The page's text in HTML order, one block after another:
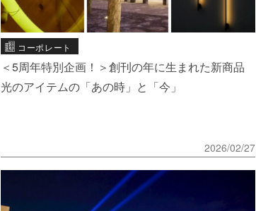
コーポレート
＜5周年特別企画！＞創刊の年に生まれた新商品
光のアイテムの「あの時」と「今」
2026/02/27